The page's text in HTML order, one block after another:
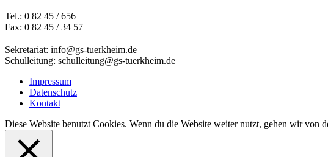
Tel.: 0 82 45 / 656
Fax: 0 82 45 / 34 57
Sekretariat: info@gs-tuerkheim.de
Schulleitung: schulleitung@gs-tuerkheim.de
Impressum
Datenschutz
Kontakt
Diese Website benutzt Cookies. Wenn du die Website weiter nutzt, gehen wir von